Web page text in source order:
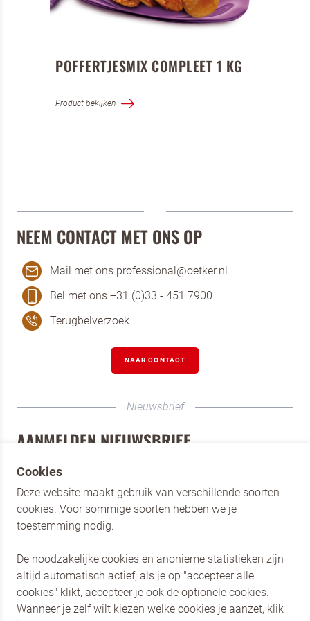
POFFERTJESMIX COMPLEET 1 KG
Product bekijken
NEEM CONTACT MET ONS OP
Mail met ons professional@oetker.nl
Bel met ons +31 (0)33 - 451 7900
Terugbelverzoek
NAAR CONTACT
Nieuwsbrief
AANMELDEN NIEUWSBRIEF
Schrijf je als horecaprofessional in voor de nieuwsbrief
van Dr. Oetker Professional. Blijf op de hoogte van onze
merken, de nieuwste producten en laat je inspireren door
verschillende recepten.
Dr. Oetker Nederland
Cookies
Deze website maakt gebruik van verschillende soorten
cookies. Voor sommige soorten hebben we je
toestemming nodig.
De noodzakelijke cookies en anonieme statistieken zijn
altijd automatisch actief; als je op "accepteer alle
cookies" klikt, accepteer je ook de optionele cookies.
Wanneer je zelf wilt kiezen welke cookies je aanzet, klik